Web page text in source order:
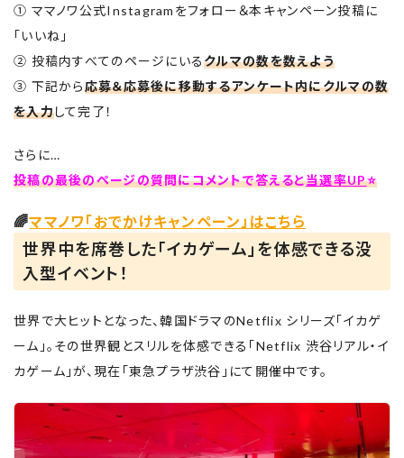
① ママノワ公式Instagramをフォロー＆本キャンペーン投稿に
「いいね」
② 投稿内すべてのページにいるクルマの数を数えよう
③ 下記から応募＆応募後に移動するアンケート内にクルマの数
を入力して完了！
さらに…
投稿の最後のページの質問にコメントで答えると当選率UP⭐
🌈ママノワ「おでかけキャンペーン」はこちら
世界中を席巻した「イカゲーム」を体感できる没
入型イベント！
世界で大ヒットとなった、韓国ドラマのNetflix シリーズ「イカゲ
ーム」。その世界観とスリルを体感できる「Netflix 渋⾕リアル・イ
カゲーム」が、現在「東急プラザ渋谷」にて開催中です。